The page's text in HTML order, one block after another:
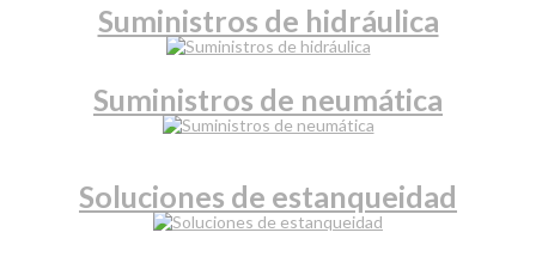
Suministros de hidráulica
Suministros de neumática
Soluciones de estanqueidad